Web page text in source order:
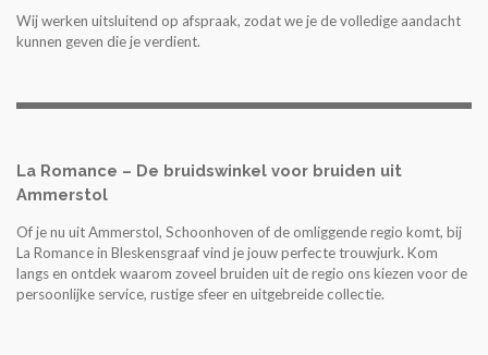
Wij werken uitsluitend op afspraak, zodat we je de volledige aandacht
kunnen geven die je verdient.
La Romance – De bruidswinkel voor bruiden uit
Ammerstol
Of je nu uit Ammerstol, Schoonhoven of de omliggende regio komt, bij
La Romance in Bleskensgraaf vind je jouw perfecte trouwjurk. Kom
langs en ontdek waarom zoveel bruiden uit de regio ons kiezen voor de
persoonlijke service, rustige sfeer en uitgebreide collectie.